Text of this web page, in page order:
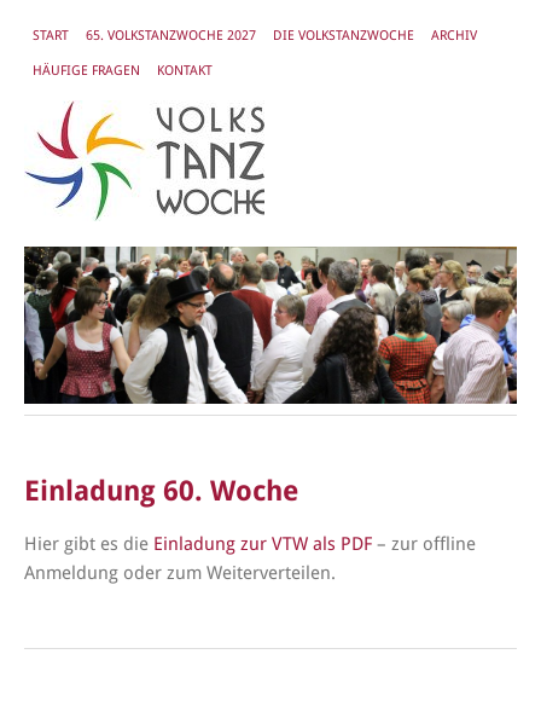
START 65. VOLKSTANZWOCHE 2027 DIE VOLKSTANZWOCHE ARCHIV
HÄUFIGE FRAGEN KONTAKT
Einladung 60. Woche
Hier gibt es die Einladung zur VTW als PDF – zur offline
Anmeldung oder zum Weiterverteilen.